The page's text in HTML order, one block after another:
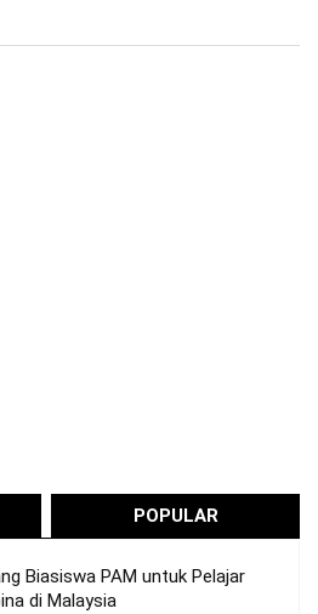
POPULAR
Biasiswa PAM untuk Pelajar
di Malaysia